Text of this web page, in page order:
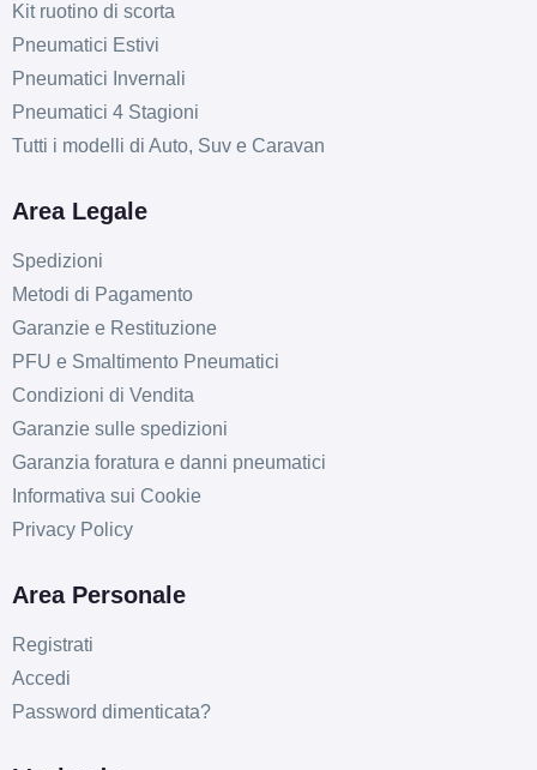
Kit ruotino di scorta
Pneumatici Estivi
Pneumatici Invernali
Pneumatici 4 Stagioni
Tutti i modelli di Auto, Suv e Caravan
Area Legale
Spedizioni
Metodi di Pagamento
Garanzie e Restituzione
PFU e Smaltimento Pneumatici
Condizioni di Vendita
Garanzie sulle spedizioni
Garanzia foratura e danni pneumatici
Informativa sui Cookie
Privacy Policy
Area Personale
Registrati
Accedi
Password dimenticata?